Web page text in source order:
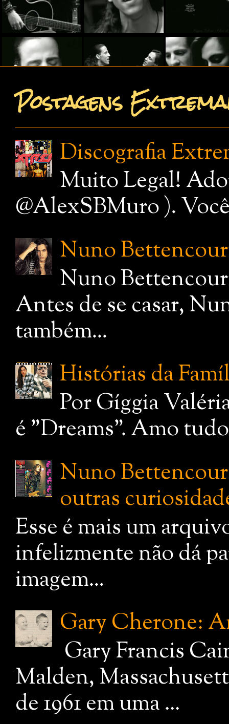
Postagens
Discografia
Muito Legal!
@AlexSBMuro ).
Nuno
Nuno
Antes de se casar,
também...
Histórias da
Por Gíggia
é "Dreams". Amo
Nuno
outras
Esse é mais um
infelizmente não dá
imagem...
Gary Cherone:
Gary Francis
Malden,
de 1961 em uma ...